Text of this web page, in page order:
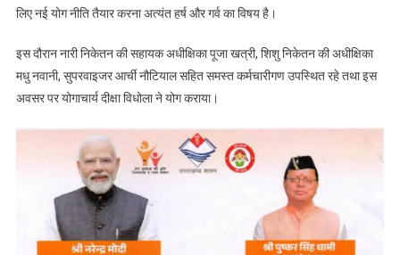
लिए नई योग नीति तैयार करना अत्यंत हर्ष और गर्व का विषय है।
इस दौरान नारी निकेतन की सहायक अधीक्षिका पूजा खत्री, शिशु निकेतन की अधीक्षिका
मधु नवानी, सुपरवाइजर आर्ची नौटियाल सहित समस्त कर्मचारीगण उपस्थित रहे तथा इस
अवसर पर योगाचार्य दीक्षा विधोला ने योग कराया।